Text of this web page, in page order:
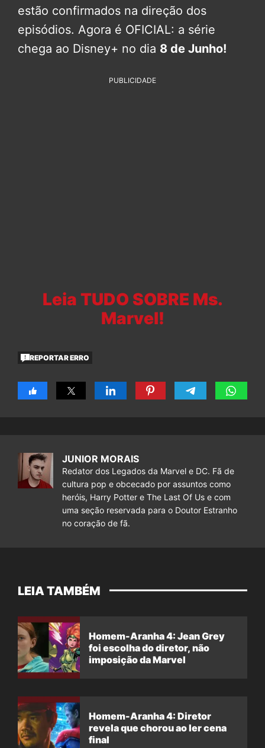
estão confirmados na direção dos
episódios. Agora é OFICIAL: a série
chega ao Disney+ no dia 8 de Junho!
PUBLICIDADE
Leia TUDO SOBRE Ms.
Marvel!
REPORTAR ERRO
JUNIOR MORAIS
Redator dos Legados da Marvel e DC. Fã de
cultura pop e obcecado por assuntos como
heróis, Harry Potter e The Last Of Us e com
uma seção reservada para o Doutor Estranho
no coração de fã.
LEIA TAMBÉM
Homem-Aranha 4: Jean Grey
foi escolha do diretor, não
imposição da Marvel
Homem-Aranha 4: Diretor
revela que chorou ao ler cena
final